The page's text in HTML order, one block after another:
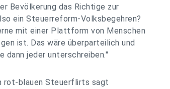
Bevölkerung das Richtige zur
ein Steuerreform-Volksbegehren?
mit einer Plattform von Menschen
ist. Das wäre überparteilich und
dann jeder unterschreiben."
rot-blauen Steuerflirts sagt